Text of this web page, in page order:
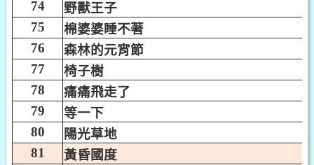
74
野獸王子
75
棉婆婆睡不著
76
森林的元宵節
77
椅子樹
78
痛痛飛走了
79
等一下
80
陽光草地
81
黃昏國度